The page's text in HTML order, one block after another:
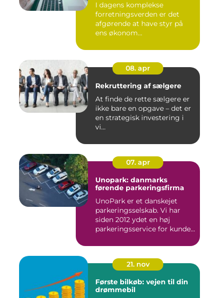
I dagens komplekse
forretningsverden er det
afgørende at have styr på
ens økonom...
08. apr
Rekruttering af sælgere
At finde de rette sælgere er
ikke bare en opgave – det er
en strategisk investering i
vi...
07. apr
Unopark: danmarks
førende parkeringsfirma
UnoPark er et danskejet
parkeringsselskab. Vi har
siden 2012 ydet en høj
parkeringsservice for kunde...
21. nov
Første bilkøb: vejen til din
drømmebil